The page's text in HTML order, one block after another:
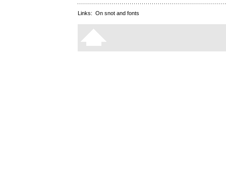
Links: On snot and fonts